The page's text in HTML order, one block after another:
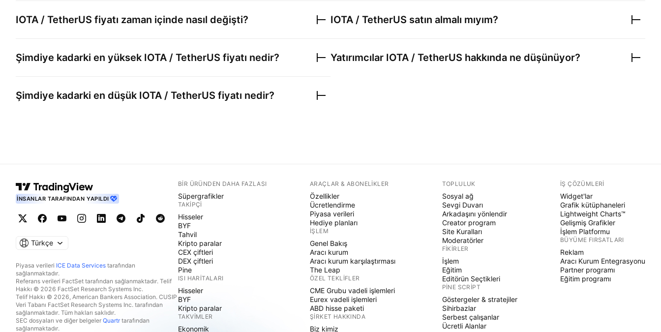
IOTA / TetherUS fiyatı zaman içinde nasıl değişti?
Şimdiye kadarki en yüksek IOTA / TetherUS fiyatı nedir?
Şimdiye kadarki en düşük IOTA / TetherUS fiyatı nedir?
IOTA / TetherUS satın almalı mıyım?
Yatırımcılar IOTA / TetherUS hakkında ne düşünüyor?
İNSANLAR TARAFINDAN YAPILDI
Türkçe
Piyasa verileri ICE Data Services tarafından
sağlanmaktadır.
Referans verileri FactSet tarafından sağlanmaktadır. Telif
Hakkı © 2026 FactSet Research Systems Inc.
Telif Hakkı © 2026, American Bankers Association. CUSIP
Veri Tabanı FactSet Research Systems Inc. tarafından
sağlanmaktadır. Tüm hakları saklıdır.
SEC dosyaları ve diğer belgeler Quartrtarafından
sağlanmaktadır.
BIR ÜRÜNDEN DAHA FAZLASI
Süpergrafikler
TAKIPÇI
Hisseler
BYF
Tahvil
Kripto paralar
CEX çiftleri
DEX çiftleri
Pine
ISI HARITALARI
Hisseler
BYF
Kripto paralar
TAKVIMLER
Ekonomik
ARAÇLAR & ABONELIKLER
Özellikler
Ücretlendirme
Piyasa verileri
Hediye planları
İŞLEM
Genel Bakış
Aracı kurum
Aracı kurum karşılaştırması
The Leap
ÖZEL TEKLIFLER
CME Grubu vadeli işlemleri
Eurex vadeli işlemleri
ABD hisse paketi
ŞIRKET HAKKINDA
Biz kimiz
TOPLULUK
Sosyal ağ
Sevgi Duvarı
Arkadaşını yönlendir
Creator program
Site Kuralları
Moderatörler
FIKIRLER
İşlem
Eğitim
Editörün Seçtikleri
PINE SCRIPT
Göstergeler & stratejiler
Sihirbazlar
Serbest çalışanlar
Ücretli Alanlar
İŞ ÇÖZÜMLERI
Widget'lar
Grafik kütüphaneleri
Lightweight Charts™
Gelişmiş Grafikler
İşlem Platformu
BÜYÜME FIRSATLARI
Reklam
Aracı Kurum Entegrasyonu
Partner programı
Eğitim programı